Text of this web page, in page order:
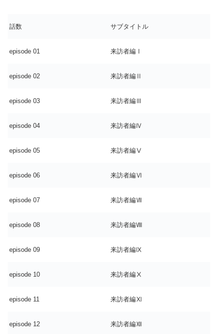
話数 サブタイトル
episode 01 来訪者編Ⅰ
episode 02 来訪者編Ⅱ
episode 03 来訪者編Ⅲ
episode 04 来訪者編Ⅳ
episode 05 来訪者編Ⅴ
episode 06 来訪者編Ⅵ
episode 07 来訪者編Ⅶ
episode 08 来訪者編Ⅷ
episode 09 来訪者編Ⅸ
episode 10 来訪者編Ⅹ
episode 11 来訪者編Ⅺ
episode 12 来訪者編Ⅻ